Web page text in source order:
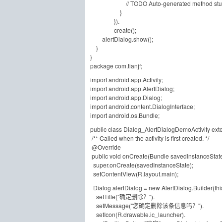
// TODO Auto-generated method
}
}).
create();
alertDialog.show();
}
}
package com.tianjf;
import android.app.Activity;
import android.app.AlertDialog;
import android.app.Dialog;
import android.content.DialogInterface;
import android.os.Bundle;
public class Dialog_AlertDialogDemoActivity
/** Called when the activity is first created. */
@Override
public void onCreate(Bundle
super.onCreate(savedInstanceState);
setContentView(R.layout.main);
Dialog alertDialog = new
setTitle("确定删除？").
setMessage("您确定删除该条信息吗？").
setIcon(R.drawable.ic_launcher).